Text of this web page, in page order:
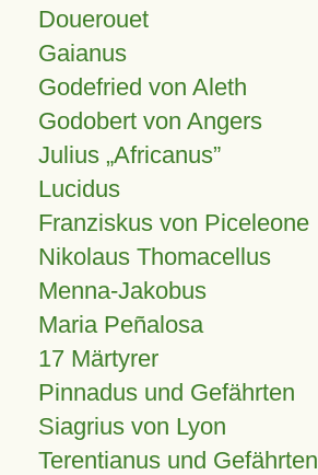
Douerouet
Gaianus
Godefried von Aleth
Godobert von Angers
Julius Africanus
Lucidus
Franziskus von Piceleone
Nikolaus Thomacellus
Menna-Jakobus
Maria Peñalosa
17 Märtyrer
Pinnadus und Gefährten
Siagrius von Lyon
Terentianus und Gefährten